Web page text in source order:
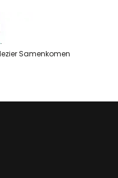
Samenkomen